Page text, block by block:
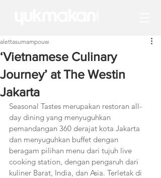
‘Vietnamese Culinary
Journey’ at The Westin
Jakarta
alettasumampouw
Seasonal Tastes merupakan restoran all-
day dining yang menyuguhkan
pemandangan 360 derajat kota Jakarta
dan menyuguhkan buffet dengan
beragam pilihan menu dari tujuh live
cooking station, dengan pengaruh dari
kuliner Barat, India, dan Asia. Terletak di